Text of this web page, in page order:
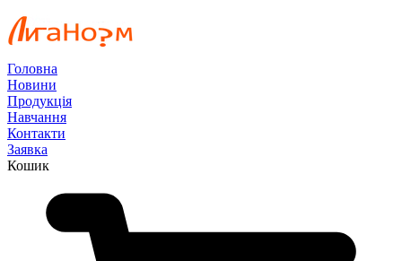
Головна
Новини
Продукція
Навчання
Контакти
Заявка
Кошик